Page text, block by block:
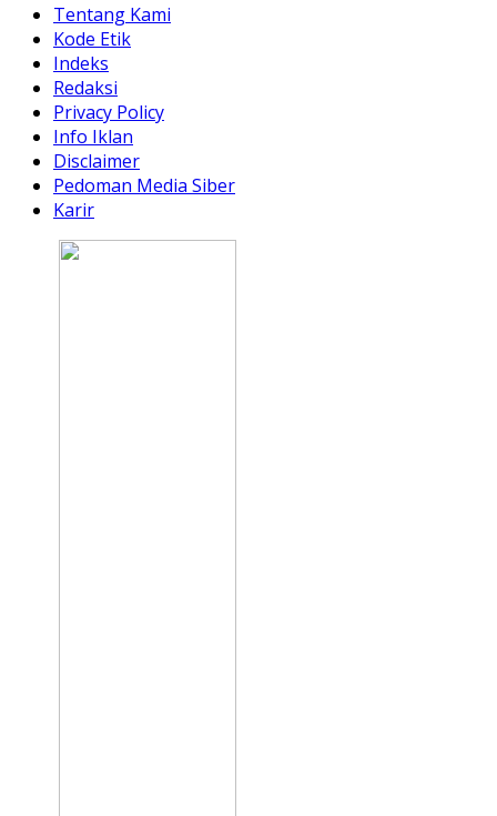
Tentang Kami
Kode Etik
Indeks
Redaksi
Privacy Policy
Info Iklan
Disclaimer
Pedoman Media Siber
Karir